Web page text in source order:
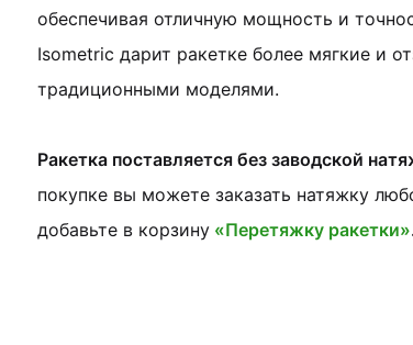
обеспечивая отличную мощность и
Isometric дарит ракетке более мягкие и
традиционными моделями.
Ракетка поставляется без заводской
покупке вы можете заказать натяжку
добавьте в корзину «Перетяжку ракетки»